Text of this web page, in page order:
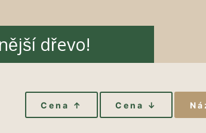
dřevo!
Cena ↑ Cena ↓